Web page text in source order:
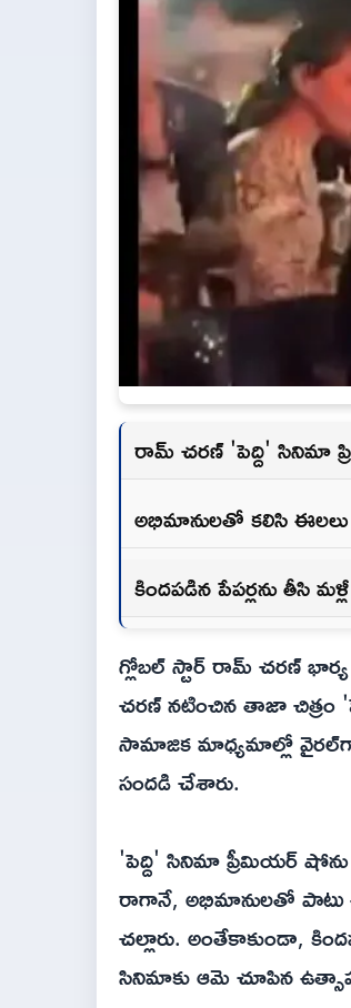
రామ్ చరణ్ 'పెద్ది' సినిమా
అభిమానులతో కలిసి ఈలలు
కిందపడిన పేపర్లను తీసి
గ్లోబల్ స్టార్ రామ్ చరణ్
చరణ్ నటించిన తాజా
సామాజిక మాధ్యమాల్లో
సందడి చేశారు.
'పెద్ది' సినిమా ప్రీమియర్
రాగానే, అభిమానులతో పాటు
చల్లారు. అంతేకాకుండా,
సినిమాకు ఆమె చూపిన